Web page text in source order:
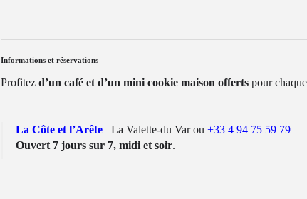
Informations et réservations
Profitez d’un café et d’un mini cookie maison offerts pour
La Côte et l’Arête– La Valette-du Var ou +33 4 94 75 59 79
Ouvert 7 jours sur 7, midi et soir.